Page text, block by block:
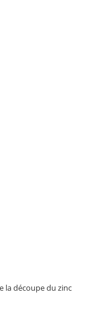
la découpe du zinc